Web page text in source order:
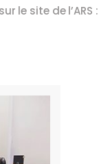
le site de l’ARS :